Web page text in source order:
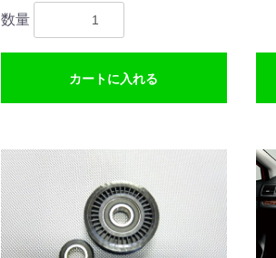
数量
カートに入れる